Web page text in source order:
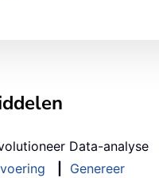
Data-analyse
Genereer